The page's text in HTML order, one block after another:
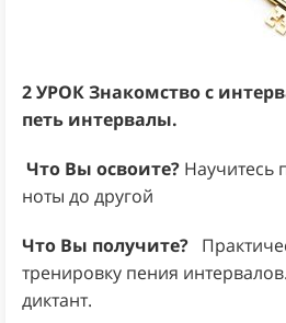
2 УРОКЗнакомство с
петь интервалы.
Что Вы освоите? Научитесь
ноты до другой
Что Вы получите?
тренировку пения
диктант.